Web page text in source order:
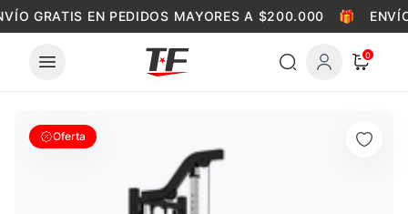
Skip to content
GRATIS EN PEDIDOS MAYORES A $200.000 🎁
0
Oferta